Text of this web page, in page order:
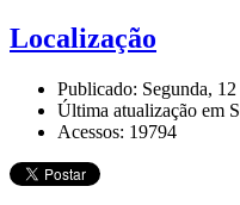
Localização
Publicado: Segunda,
Última atualização em
Acessos: 19794